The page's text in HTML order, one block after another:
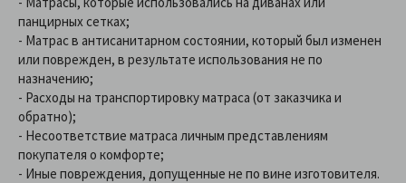
панцирных сетках;
- Матрас в антисанитарном состоянии, который был изменен
или поврежден, в результате использования не по
назначению;
- Расходы на транспортировку матраса (от заказчика и
обратно);
- Несоответствие матраса личным представлениям
покупателя о комфорте;
- Иные повреждения, допущенные не по вине изготовителя.